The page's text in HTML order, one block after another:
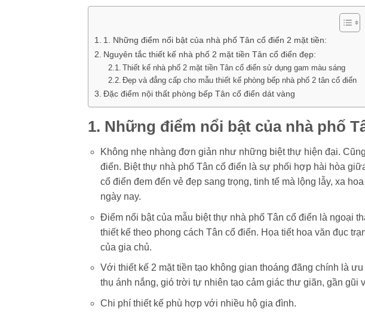
1. Những điểm nổi bật của nhà phố Tân cổ điển 2 mặt tiền:
Nguyên tắc thiết kế nhà phố 2 mặt tiền Tân cổ điển đẹp:
Thiết kế nhà phố 2 mặt tiền Tân cổ điển sử dụng gam màu sáng
Đẹp và đẳng cấp cho mẫu thiết kế phòng bếp nhà phố 2 tân cổ điển
Đặc điểm nội thất phòng bếp Tân cổ điển dát vàng
1. Những điểm nổi bật của nhà phố
Không nhẹ nhàng đơn giản như những biệt thự hiện đại.
điển. Biệt thự nhà phố Tân cổ điển là sự phối hợp hài hòa
cổ điển đem đến vẻ đẹp sang trọng, tinh tế mà lộng lẫy, xa
ngày nay.
Điểm nổi bật của mẫu biệt thự nhà phố Tân cổ điển là ngoại
thiết kế theo phong cách Tân cổ điển. Họa tiết hoa văn đục
của gia chủ.
Với thiết kế 2 mặt tiền tạo không gian thoáng đãng chính là
thụ ánh nắng, gió trời tự nhiên tạo cảm giác thư giãn, gần gũi
Chi phí thiết kế phù hợp với nhiều hộ gia đình.